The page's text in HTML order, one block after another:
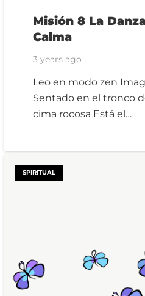
Misión 8 La
Calma
3 years ago
Leo en modo zen
Sentado en el tronco
cima rocosa Está el…
SPIRITUAL